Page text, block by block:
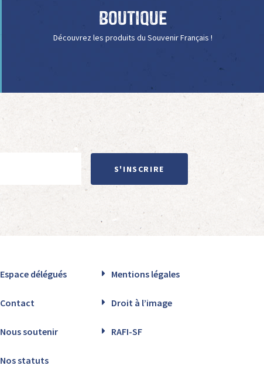
Boutique
Découvrez les produits du Souvenir Français !
S'INSCRIRE
Espace délégués Mentions légales
Contact Droit à l’image
Nous soutenir RAFI-SF
Nos statuts